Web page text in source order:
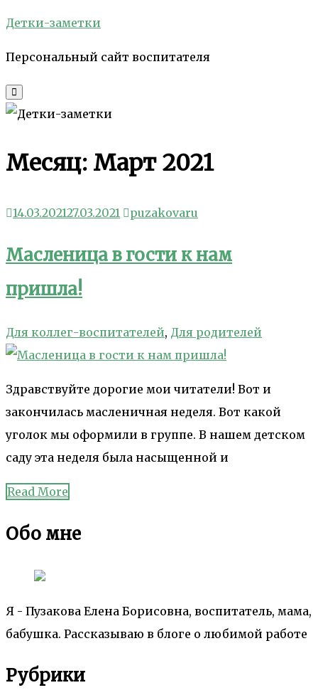
Skip
content
Детки-заметки
Персональный сайт воспитателя
Месяц: Март 2021
14.03.202127.03.2021 puzakovaru
Масленица в гости к нам
пришла!
Для коллег-воспитателей, Для родителей
Здравствуйте дорогие мои читатели! Вот и
закончилась масленичная неделя. Вот какой
уголок мы оформили в группе. В нашем детском
саду эта неделя была насыщенной и
Read More
Обо мне
Я - Пузакова Елена Борисовна, воспитатель, мама,
бабушка. Рассказываю в блоге о любимой работе
Рубрики